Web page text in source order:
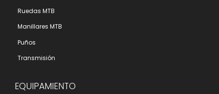
Ruedas MTB
Manillares MTB
Puños
Transmisión
EQUIPAMIENTO